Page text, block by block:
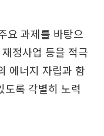
요 과제를 바탕으
정사업 등을 적극
에너지 자립과 함
록 각별히 노력